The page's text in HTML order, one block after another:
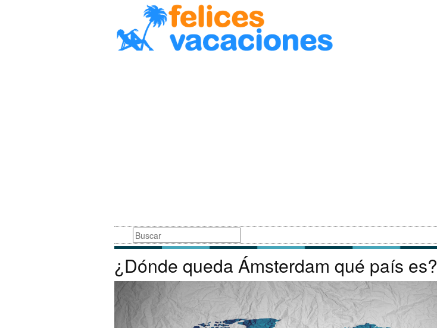
Busqueda
¿Dónde queda Ámsterdam qué país es?